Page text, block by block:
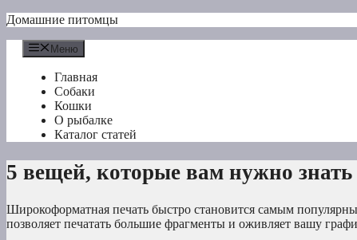
Перейти
содержимому
Домашние питомцы
Меню
Главная
Собаки
Кошки
О рыбалке
Каталог статей
5 вещей, которые вам нужно
Широкоформатная печать быстро становится самым
позволяет печатать большие фрагменты и оживляет вашу